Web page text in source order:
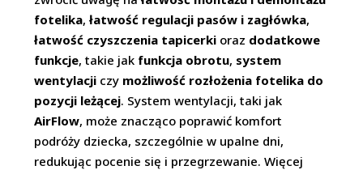
fotelika,łatwość regulacji pasów i zagłówka,
łatwość czyszczenia tapicerki oraz dodatkowe
funkcje, takie jak funkcja obrotu, system
wentylacji czy możliwość rozłożenia fotelika do
pozycji leżącej. System wentylacji, taki jak
AirFlow, może znacząco poprawić komfort
podróży dziecka, szczególnie w upalne dni,
redukując pocenie się i przegrzewanie. Więcej